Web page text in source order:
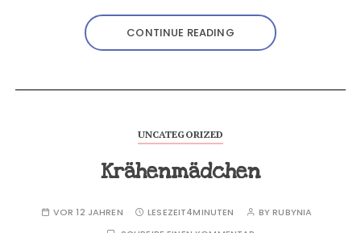
CONTINUE READING
UNCATEGORIZED
Krähenmädchen
VOR 12 JAHREN LESEZEIT4MINUTEN BYRUBYNIA